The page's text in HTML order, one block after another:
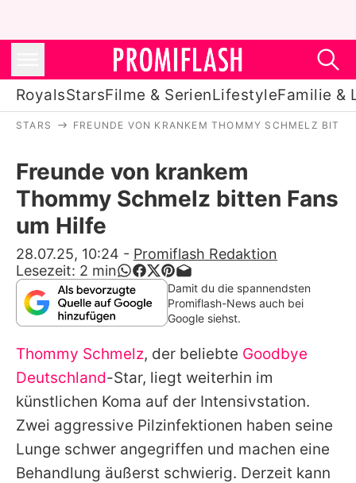
RoyalsStarsFilme & SerienLifestyleFamilie &
Stars
Filme & Serien
Lifestyle
Familie & Liebe
Promiflash Exklusiv
Alle Themen auf Promiflash
Jobs
App runterladen
Team
STARS FREUNDE VON KRANKEM THOMMY SCHMELZ
Freunde von krankem
Thommy Schmelz bitten Fans
um Hilfe
28.07.25, 10:24 - Promiflash Redaktion
Lesezeit: 2 min
Damit du die spannendsten
Promiflash-News auch bei
Google siehst.
Thommy Schmelz, der beliebte Goodbye
Deutschland-Star, liegt weiterhin im
künstlichen Koma auf der Intensivstation.
Zwei aggressive Pilzinfektionen haben seine
Lunge schwer angegriffen und machen eine
Behandlung äußerst schwierig. Derzeit kann